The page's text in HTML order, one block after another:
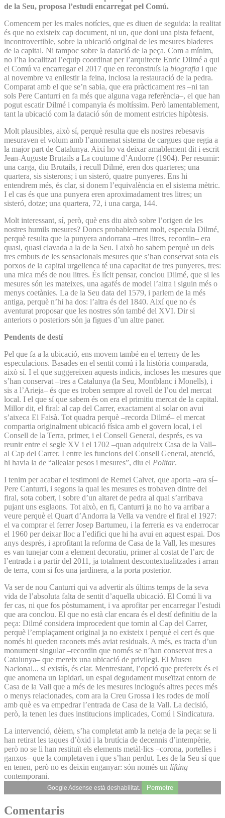
de la Seu, proposa l’estudi encarregat pel Comú.
Comencem per les males notícies, que es diuen de seguida: la realitat
és que no existeix cap document, ni un, que doni una pista fefaent,
incontrovertible, sobre la ubicació original de les mesures bladeres
de la capital. Ni tampoc sobre la datació de la peça. Com a mínim,
no l’ha localitzat l’equip coordinat per l’arquitecte Enric Dilmé a qui
el Comú va encarregar el 2017 que en reconstruís la biografia i que
al novembre va enllestir la feina, inclosa la restauració de la pedra.
Comparat amb el que se’n sabia, que era pràcticament res –ni tan
sols Pere Canturri en fa més que alguna vaga referència–, el que han
pogut escatir Dilmé i companyia és moltíssim. Però lamentablement,
tant la ubicació com la datació són de moment estrictes hipòtesis.
Molt plausibles, això sí, perquè resulta que els nostres rebesavis
mesuraven el volum amb l’anomenat sistema de cargues que regia a
la major part de Catalunya. Així ho va deixar amablement dit i escrit
Jean-Auguste Brutails a La coutume d’Andorre (1904). Per resumir:
una carga, diu Brutails, i recull Dilmé, eren dos quarteres; una
quartera, sis sisterons; i un sisteró, quatre punyeres. Ens hi
entendrem més, és clar, si donem l’equivalència en el sistema mètric.
I el cas és que una punyera eren aproximadament tres litres; un
sisteró, dotze; una quartera, 72, i una carga, 144.
Molt interessant, sí, però, què ens diu això sobre l’origen de les
nostres humils mesures? Doncs probablement molt, especula Dilmé,
perquè resulta que la punyera andorrana –tres litres, recordin– era
quasi, quasi clavada a la de la Seu. I això ho sabem perquè un dels
tres embuts de les sensacionals mesures que s’han conservat sota els
porxos de la capital urgellenca té una capacitat de tres punyeres, tres:
una mica més de nou litres. És lícit pensar, conclou Dilmé, que si les
mesures són les mateixes, una agafés de model l’altra i siguin més o
menys coetànies. La de la Seu data del 1579, i parlem de la més
antiga, perquè n’hi ha dos: l’altra és del 1840. Així que no és
aventurat proposar que les nostres són també del XVI. Dir si
anteriors o posteriors són ja figues d’un altre paner.
Pendents de destí
Pel que fa a la ubicació, ens movem també en el terreny de les
especulacions. Basades en el sentit comú i la història comparada,
això sí. I el que suggereixen aquests indicis, incloses les mesures que
s’han conservat –tres a Catalunya (la Seu, Montblanc i Monells), i
sis a l’Arieja– és que es troben sempre al rovell de l’ou del mercat
local. I el que sí que sabem és on era el primitiu mercat de la capital.
Millor dit, el firal: al cap del Carrer, exactament al solar on avui
s’aixeca El Faisà. Tot quadra perquè –recorda Dilmé– el mercat
compartia originalment ubicació física amb el govern local, i el
Consell de la Terra, primer, i el Consell General, després, es va
reunir entre el segle XV i el 1702 –quan adquireix Casa de la Vall–
al Cap del Carrer. I entre les funcions del Consell General, atenció,
hi havia la de “allealar pesos i mesures”, diu el Politar.
I tenim per acabar el testimoni de Remei Calvet, que aporta –ara sí–
Pere Canturri, i segons la qual les mesures es trobaven dintre del
firal, sota cobert, i sobre d’un altaret de pedra al qual s’arribava
pujant uns esglaons. Tot això, en fi, Canturri ja no ho va arribar a
veure perquè el Quart d’Andorra la Vella va vendre el firal el 1927:
el va comprar el ferrer Josep Bartumeu, i la ferreria es va enderrocar
el 1960 per deixar lloc a l’edifici que hi ha avui en aquest espai. Dos
anys després, i aprofitant la reforma de Casa de la Vall, les mesures
es van tunejar com a element decoratiu, primer al costat de l’arc de
l’entrada i a partir del 2011, ja totalment descontextualitzades i arran
de terra, com si fos una jardinera, a la porta posterior.
Va ser de nou Canturri qui va advertir als últims temps de la seva
vida de l’absoluta falta de sentit d’aquella ubicació. El Comú li va
fer cas, ni que fos pòstumament, i va aprofitar per encarregar l’estudi
que ara conclou. El que no està clar encara és el destí definitiu de la
peça: Dilmé considera improcedent que tornin al Cap del Carrer,
perquè l’emplaçament original ja no existeix i perquè el cert és que
només hi queden raconets més aviat residuals. A més, es tracta d’un
monument singular –recordin que només se n’han conservat tres a
Catalunya– que mereix una ubicació de privilegi. El Museu
Nacional... si existís, és clar. Mentrestant, l’opció que prefereix és el
que anomena un lapidari, un espai degudament museïtzat entorn de
Casa de la Vall que a més de les mesures inclogués altres peces més
o menys relacionades, com ara la Creu Grossa i les rodes de molí
amb què es va empedrar l’entrada de Casa de la Vall. La decisió,
però, la tenen les dues institucions implicades, Comú i Sindicatura.
La intervenció, dèiem, s’ha completat amb la neteja de la peça: se li
han retirat les taques d’òxid i la brutícia de decennis d’intempèrie,
però no se li han restituït els elements metàl·lics –corona, portelles i
ganxos– que la completaven i que s’han perdut. Les de la Seu sí que
en tenen, però no es deixin enganyar: són només un lífting
contemporani.
Google Adsense està deshabilitat. Permetre
Comentaris